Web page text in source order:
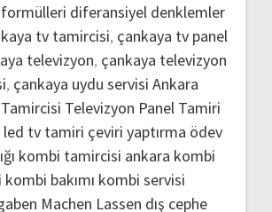
diferansiyel denklemler
tv tamircisi, çankaya tv panel
televizyon, çankaya televizyon
, çankaya uydu servisi Ankara
Televizyon Panel Tamiri
led tv tamiri çeviri yaptırma ödev
kombi tamircisi ankara kombi
kombi bakımı kombi servisi
Machen Lassen dış cephe